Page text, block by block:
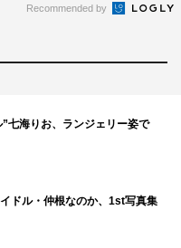
Recommended by
七海りお、ランジェリー姿で
ドル・仲根なのか、1st写真集